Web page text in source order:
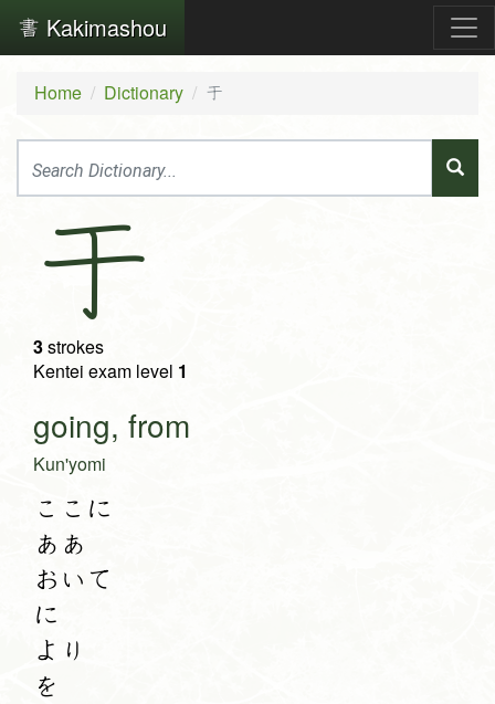
Kakimashou
Home Dictionary 于
于
3strokes
Kentei exam level 1
going, from
Kun'yomi
ここに
ああ
おいて
に
より
を